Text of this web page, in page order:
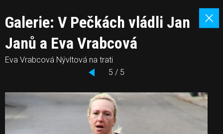
Galerie: V Pečkách vládli Jan
Janů a Eva Vrabcová
Eva Vrabcová Nývltová na trati
5 / 5